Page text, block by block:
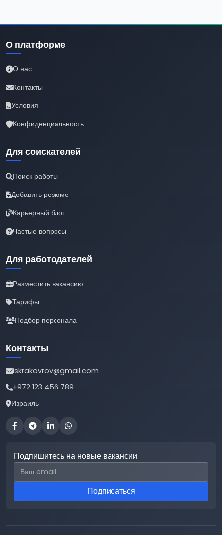
О платформе
О нас
Контакты
Условия
Конфиденциальность
Для соискателей
Поиск работы
Добавить резюме
Карьерный блог
Частые вопросы
Для работодателей
Разместить вакансию
Тарифы
Подбор персонала
Контакты
iskrakovrov@gmail.com
+972 123 456 789
Израиль
Подпишитесь на новые вакансии
Email для подписки
Подписаться